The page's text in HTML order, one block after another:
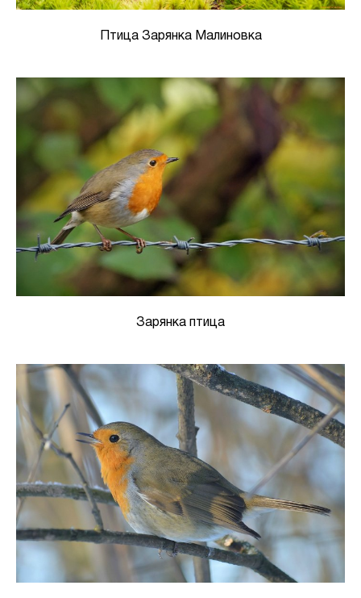
Птица Зарянка Малиновка
Зарянка птица